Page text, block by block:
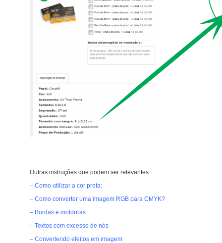
Outras instruções que podem ser relevantes:
– Como utilizar a cor preta:
– Como converter uma imagem RGB para CMYK?
– Bordas e molduras
– Textos com excesso de nós
– Convertendo efeitos em imagem